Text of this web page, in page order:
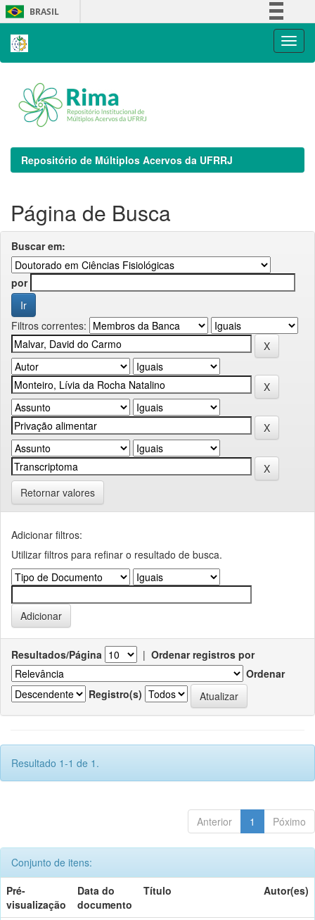
Skip
navigation
BRASIL
Repositório de Múltiplos Acervos da UFRRJ
Página de Busca
Buscar em:
por
Filtros correntes:
Retornar valores
Adicionar filtros:
Utilizar filtros para refinar o resultado de busca.
Resultados/Página | Ordenar registros por
Ordenar
Registro(s)
Resultado 1-1 de 1.
Anterior 1 Póximo
Conjunto de itens:
Pré-
visualização
Data do
documento
Título Autor(es)